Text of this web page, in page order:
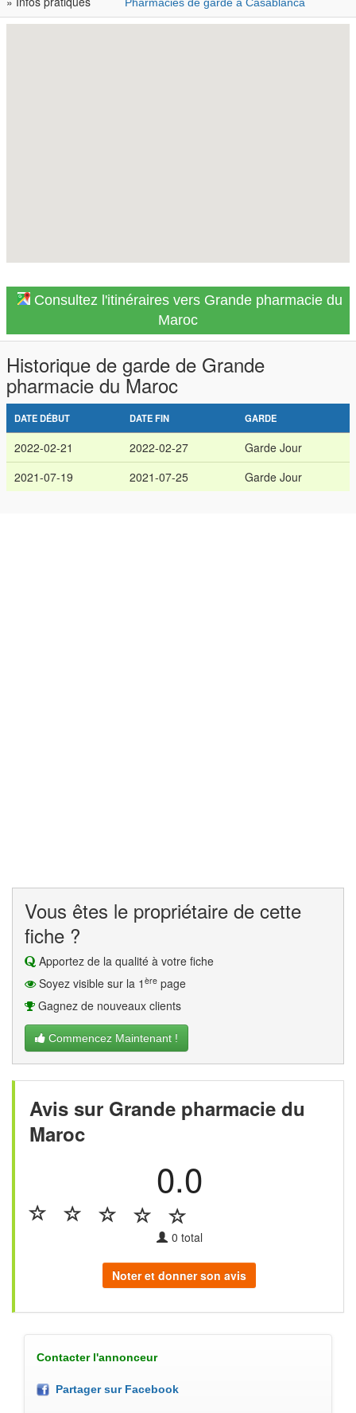
Consultez l'itinéraires vers Grande pharmacie du
Maroc
Historique de garde de Grande
pharmacie du Maroc
DATE DÉBUT DATE FIN GARDE
2022-02-21 2022-02-27
Garde Jour
2021-07-19
2021-07-25 Garde Jour
Vous êtes le propriétaire de cette
fiche ?
Apportez de la qualité à votre fiche
Soyez visible sur la 1 ère page
Gagnez de nouveaux clients
Commencez Maintenant !
Avis sur Grande pharmacie du
Maroc
0.0
0 total
Noter et donner son avis
Contacter l'annonceur
Partager sur Facebook